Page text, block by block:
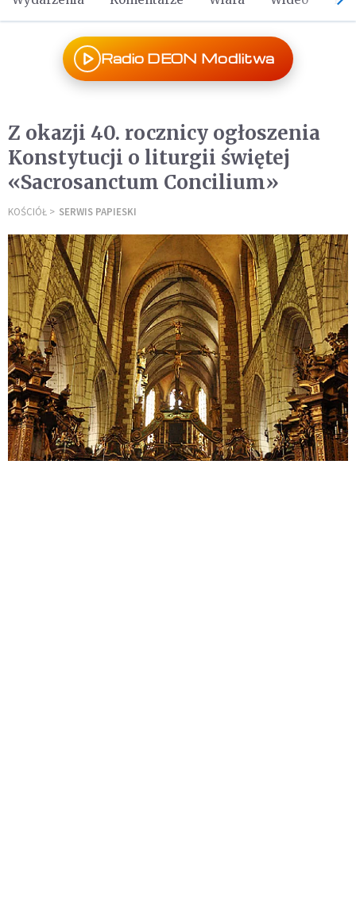
Radio DEON Modlitwa
Z okazji 40. rocznicy ogłoszenia
Konstytucji o liturgii świętej
«Sacrosanctum Concilium»
KOŚCIÓŁ SERWIS PAPIESKI